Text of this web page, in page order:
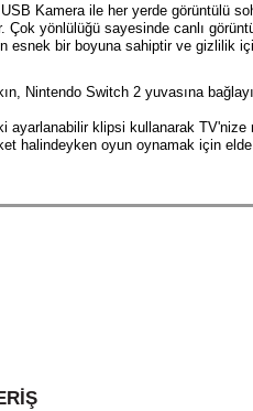
Kamera ile her yerde görüntülü
Çok yönlülüğü sayesinde canlı
esnek bir boyuna sahiptir ve gizlilik
Nintendo Switch 2 yuvasına
ayarlanabilir klipsi kullanarak TV'nize
halindeyken oyun oynamak için